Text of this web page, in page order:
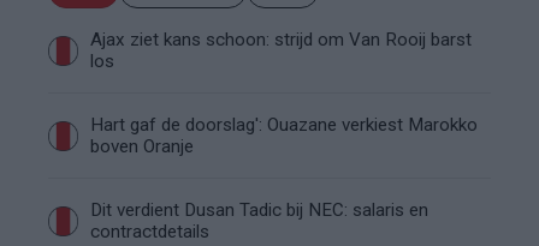
Ajax ziet kans schoon: strijd om Van Rooij barst
los
Hart gaf de doorslag': Ouazane verkiest Marokko
boven Oranje
Dit verdient Dusan Tadic bij NEC: salaris en
contractdetails